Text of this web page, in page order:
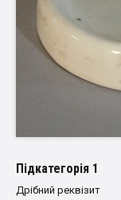
Пiдкатегорiя 1
Дрібний реквізит